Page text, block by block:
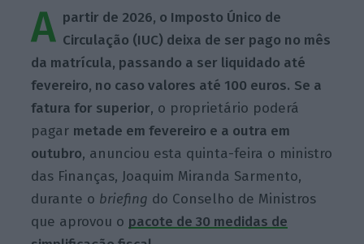
A partir de 2026, o Imposto Único de
Circulação (IUC) deixa de ser pago no mês
da matrícula, passando a ser liquidado até
fevereiro, no caso valores até 100 euros. Se a
fatura for superior, o proprietário poderá
pagar metade em fevereiro e a outra em
outubro, anunciou esta quinta-feira o ministro
das Finanças, Joaquim Miranda Sarmento,
durante o briefing do Conselho de Ministros
que aprovou o pacote de 30 medidas de